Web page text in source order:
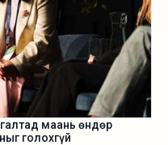
маань өндөр
голохгүй